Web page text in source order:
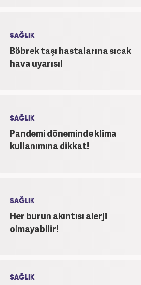
SAĞLIK
Böbrek taşı hastalarına sıcak
hava uyarısı!
SAĞLIK
Pandemi döneminde klima
kullanımına dikkat!
SAĞLIK
Her burun akıntısı alerji
olmayabilir!
SAĞLIK